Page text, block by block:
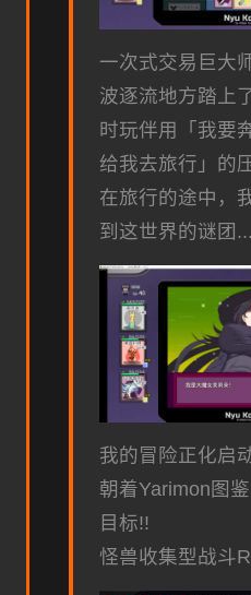
一次式交易巨大
波逐流地方踏上
时玩伴用「我要
给我去旅行」的
在旅行的途中，
到这世界的谜团...
我的冒险正化启
朝着Yarimon图
目标!!
怪兽收集型战斗